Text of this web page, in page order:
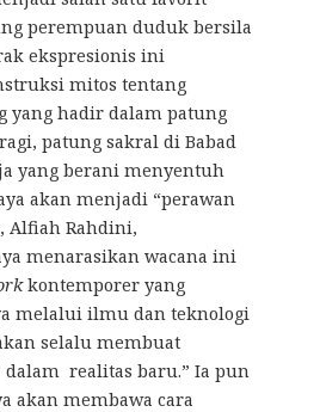
perempuan duduk bersila
ekspresionis ini
mitos tentang
yang hadir dalam patung
patung sakral di Babad
yang berani menyentuh
akan menjadi “perawan
Alfiah Rahdini,
menarasikan wacana ini
kontemporer yang
melalui ilmu dan teknologi
selalu membuat
dalam realitas baru.” Ia pun
akan membawa cara